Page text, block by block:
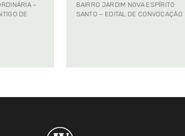
–
DE
BAIRRO JARDIM NOVA ESPÍRITO
SANTO – EDITAL DE CONVOCAÇÃO